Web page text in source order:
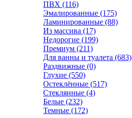
ПВХ (116)
Эмалированные (175)
Ламинированные (88)
Из массива (17)
Недорогие (199)
Премиум (211)
Для ванны и туалета (683)
Раздвижные (0)
Глухие (550)
Остеклённые (517)
Стеклянные (4)
Белые (232)
Темные (172)